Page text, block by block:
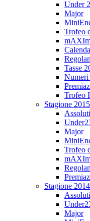
Under
Major
Trofeo
Tasse
Numeri
Trofeo
Stagione 2015
Major
Trofeo
Stagione 2014
Major